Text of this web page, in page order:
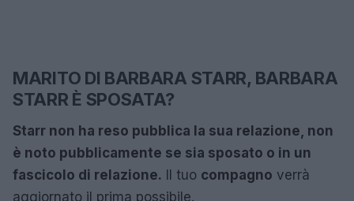
MARITO DI BARBARA STARR, BARBARA
STARR È SPOSATA?
Starr non ha reso pubblica la sua relazione , non
è noto pubblicamente se sia sposato o in un
fascicolo di relazione. Il tuo compagno verrà
aggiornato il prima possibile.